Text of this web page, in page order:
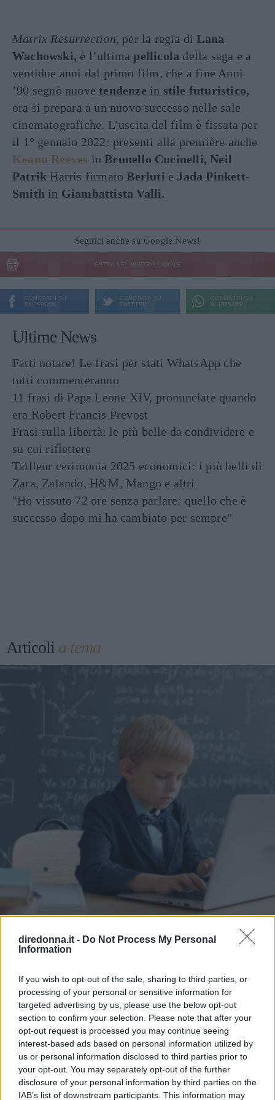
diredonna.it - Do Not Process My Personal
Information
If you wish to opt-out of the sale, sharing to third parties, or
processing of your personal or sensitive information for
targeted advertising by us, please use the below opt-out
section to confirm your selection. Please note that after your
opt-out request is processed you may continue seeing
interest-based ads based on personal information utilized by
us or personal information disclosed to third parties prior to
your opt-out. You may separately opt-out of the further
disclosure of your personal information by third parties on the
IAB’s list of downstream participants. This information may
Matrix Resurrection, per la regia diLana
Wachowski, è l’ultimapellicola della saga e a
ventidue anni dal primo film, che a fine Anni
’90 segnò nuovetendenze in stile futuristico,
ora si prepara a un nuovo successo nelle sale
cinematografiche. L’uscita del film è fissata per
il 1° gennaio 2022: presenti alla première anche
Keanu Reeves inBrunello Cucinelli, Neil
Patrik Harris firmatoBerluti e Jada Pinkett-
Smith in Giambattista Valli.
Seguici anche su Google News!
ENTRA NEL NOSTRO CANALE
CONDIVIDI SU
FACEBOOK
CONDIVIDI SU
TWITTER
CONDIVIDI SU
WHATSAPP
Ultime News
Fatti notare! Le frasi per stati WhatsApp che
tutti commenteranno
11 frasi di Papa Leone XIV, pronunciate quando
era Robert Francis Prevost
Frasi sulla libertà: le più belle da condividere e
su cui riflettere
Tailleur cerimonia 2025 economici: i più belli di
Zara, Zalando, H&M, Mango e altri
"Ho vissuto 72 ore senza parlare: quello che è
successo dopo mi ha cambiato per sempre"
Articoli a tema
ATTUALITÀ
Dall'asilo all'università, la
tecnologia sta ridisegnando il
processo educativo
Il progresso tecnologico ha un andamento che si ripete
secondo criteri simili: c'è sempre un momento ben preciso
in cui un'innovazione smette di essere soltanto una
tendenza e diventa un pilastro della società.
REDAZIONE DIREDONNA